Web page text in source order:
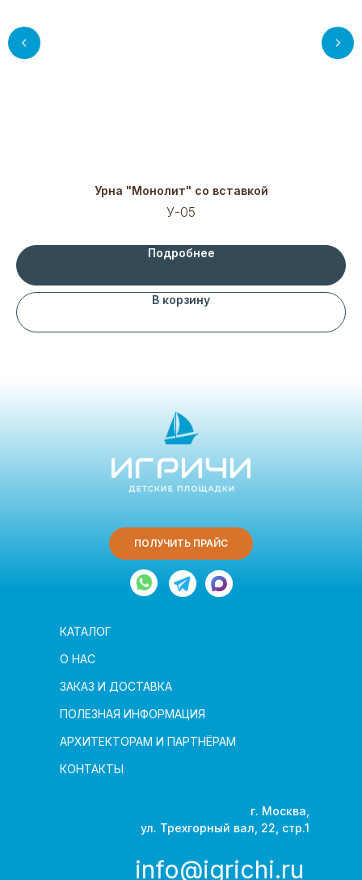
Урна "Монолит" со вставкой
У-05
Подробнее
В корзину
АРХИТЕКТОРАМ И ПАРТНЁРАМ
КОНТАКТЫ
ПОЛЕЗНАЯ ИНФОРМАЦИЯ
ЗАКАЗ И ДОСТАВКА
О НАС
КАТАЛОГ
г. Москва,
ул. Трехгорный вал, 22, стр.1
ПОЛУЧИТЬ ПРАЙС
info@igrichi.ru